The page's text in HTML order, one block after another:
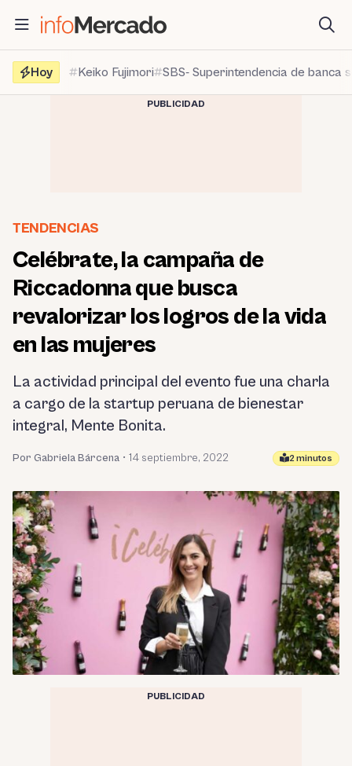
contenido
Hoy
Keiko Fujimori SBS- Superintendencia de banca
PUBLICIDAD
TENDENCIAS
Celébrate, la campaña de
Riccadonna que busca
revalorizar los logros de la vida
en las mujeres
La actividad principal del evento fue una charla
a cargo de la startup peruana de bienestar
integral, Mente Bonita.
Por Gabriela Bárcena • 14 septiembre, 2022 2 minutos
PUBLICIDAD